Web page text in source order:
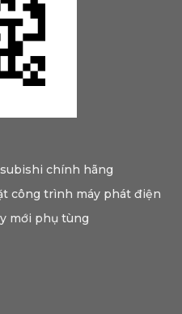
chính hãng
công trình máy phát điện
mới phụ tùng